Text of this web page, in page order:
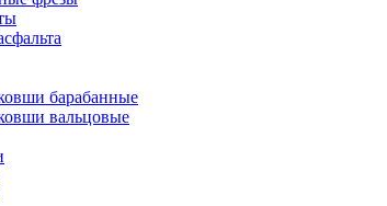
барабанные
вальцовые